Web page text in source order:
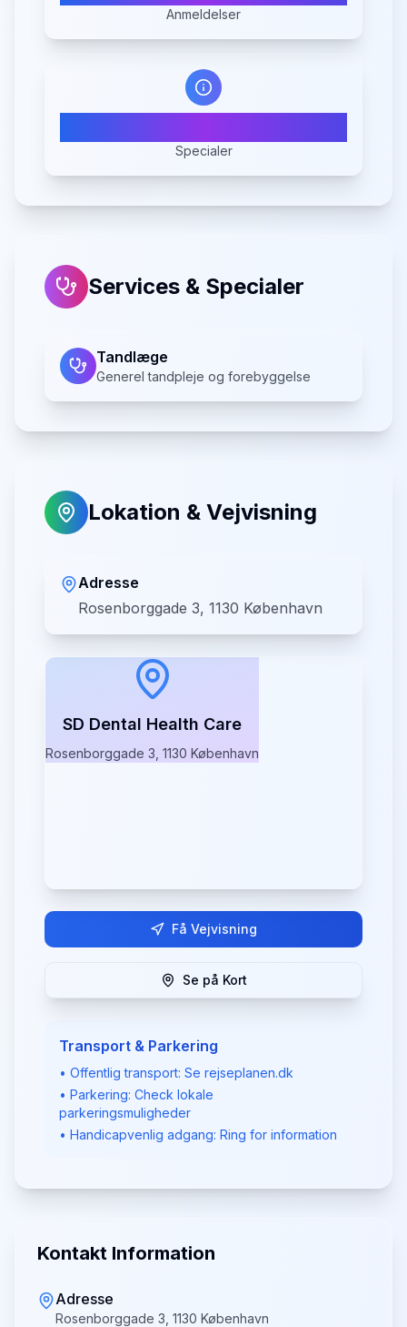
Anmeldelser
Specialer
Services & Specialer
Tandlæge
Generel tandpleje og forebyggelse
Lokation & Vejvisning
Adresse
Rosenborggade 3, 1130 København
SD Dental Health Care
Rosenborggade 3, 1130 København
Få Vejvisning
Se på Kort
Transport & Parkering
• Offentlig transport: Se rejseplanen.dk
• Parkering: Check lokale
parkeringsmuligheder
• Handicapvenlig adgang: Ring for information
Kontakt Information
Adresse
Rosenborggade 3, 1130 København